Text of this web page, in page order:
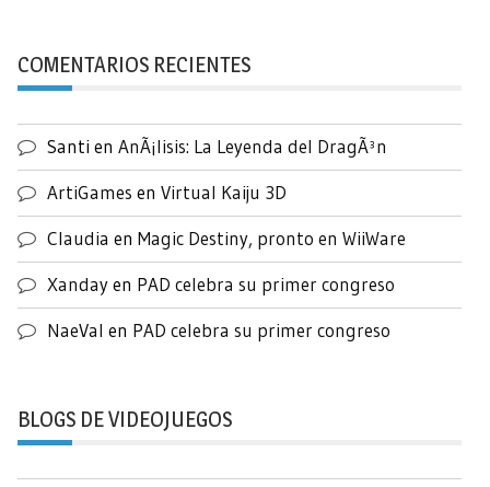
COMENTARIOS RECIENTES
Santi en AnÃ¡lisis: La Leyenda del DragÃ³n
ArtiGames en Virtual Kaiju 3D
Claudia en Magic Destiny, pronto en WiiWare
Xandayen PAD celebra su primer congreso
NaeVal en PAD celebra su primer congreso
BLOGS DE VIDEOJUEGOS